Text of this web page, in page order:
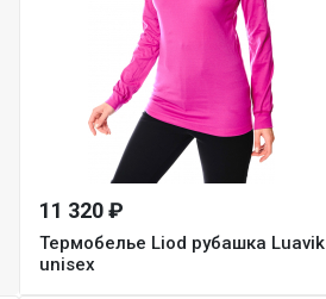
Термобелье Liod рубашка Luavik
unisex
11 320 ₽